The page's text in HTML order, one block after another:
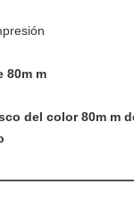
80m m
del color 80m m